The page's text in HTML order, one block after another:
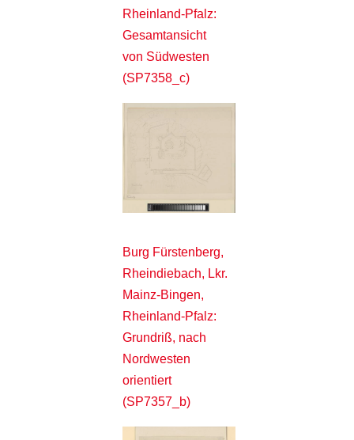
Rheinland-Pfalz:
Gesamtansicht
von Südwesten
(SP7358_c)
Burg Fürstenberg,
Rheindiebach, Lkr.
Mainz-Bingen,
Rheinland-Pfalz:
Grundriß, nach
Nordwesten
orientiert
(SP7357_b)